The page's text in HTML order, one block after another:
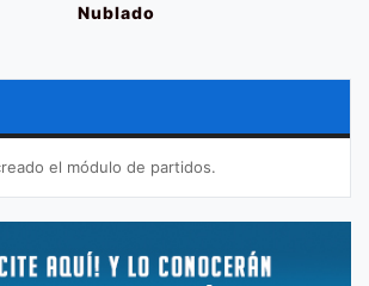
Nublado
el módulo de partidos.